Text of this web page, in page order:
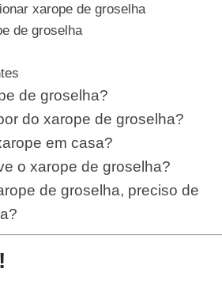
xarope de groselha
de groselha
de groselha?
do xarope de groselha?
em casa?
o xarope de groselha?
de groselha, preciso de